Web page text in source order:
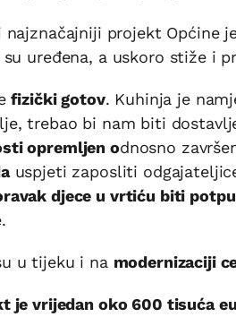
najznačajniji projekt Općine
uređena, a uskoro stiže i
fizički gotov. Kuhinja je
trebao bi nam biti
opremljen odnosno
uspjeti zaposliti
djece u vrtiću biti
u tijeku i na modernizaciji
je vrijedan oko 600 tisuća